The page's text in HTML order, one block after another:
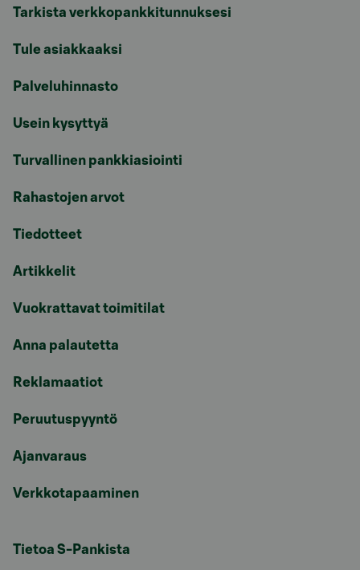
Tarkista verkkopankkitunnuksesi
Tule asiakkaaksi
Palveluhinnasto
Usein kysyttyä
Turvallinen pankkiasiointi
Rahastojen arvot
Tiedotteet
Artikkelit
Vuokrattavat toimitilat
Anna palautetta
Reklamaatiot
Peruutuspyyntö
Ajanvaraus
Verkkotapaaminen
Tietoa S-Pankista